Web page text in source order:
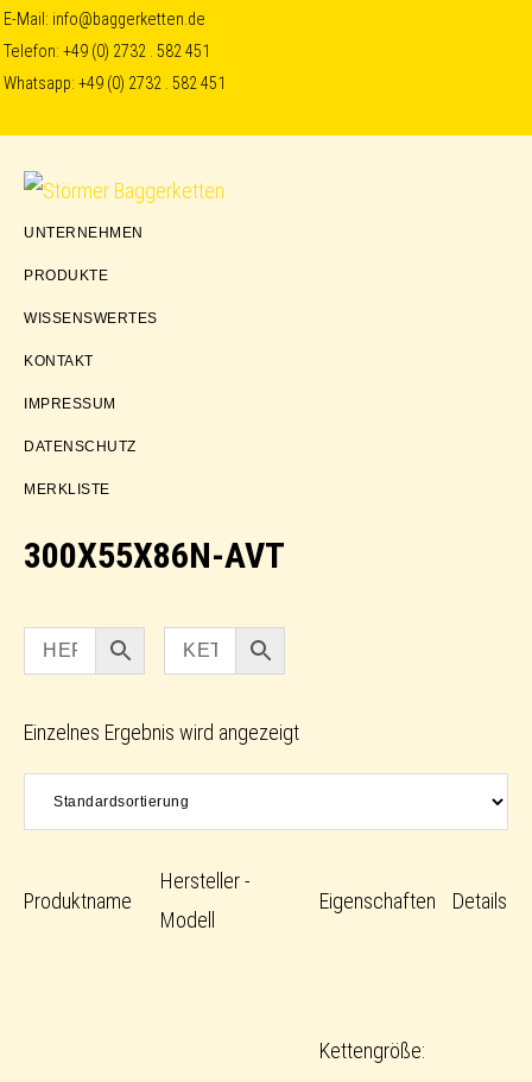
Skip
to
primary
navigation
Skip
to
content
Skip
to
E-Mail: info@baggerketten.de
Telefon:+49 (0) 2732 . 582 451
Whatsapp:+49 (0) 2732 . 582 451
Störmer
UNTERNEHMEN
PRODUKTE
WISSENSWERTES
KONTAKT
IMPRESSUM
DATENSCHUTZ
MERKLISTE
300X55X86N-AVT
Einzelnes Ergebnis wird angezeigt
Produktname
Hersteller -
Modell
Eigenschaften Details
Kettengröße: